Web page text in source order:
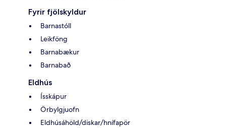
Fyrir fjölskyldur
Barnastóll
Leikföng
Barnabækur
Barnabað
Eldhús
Ísskápur
Örbylgjuofn
Eldhúsáhöld/diskar/hnífapör